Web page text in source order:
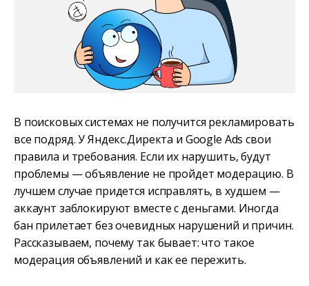
В поисковых системах не получится рекламировать
все подряд. У Яндекс.Директа и Google Ads свои
правила и требования. Если их нарушить, будут
проблемы — объявление не пройдет модерацию. В
лучшем случае придется исправлять, в худшем —
аккаунт заблокируют вместе с деньгами. Иногда
бан прилетает без очевидных нарушений и причин.
Рассказываем, почему так бывает: что такое
модерация объявлений и как ее пережить.